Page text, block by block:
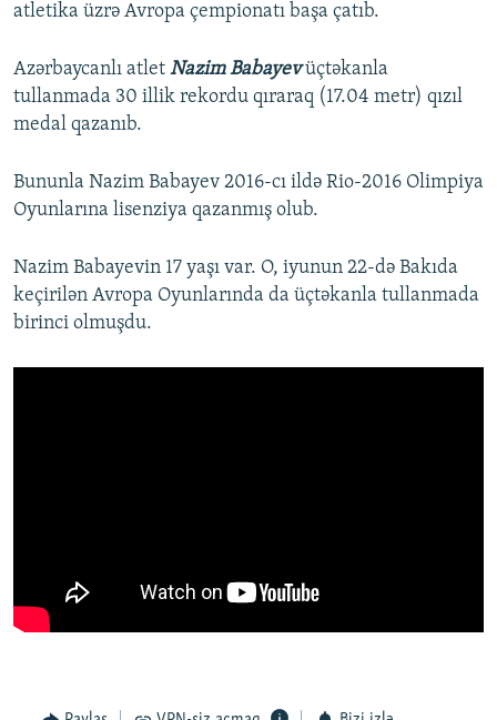
atletika üzrə Avropa çempionatı başa çatıb.
Azərbaycanlı atlet Nazim Babayevüçtəkanla
tullanmada 30 illik rekordu qıraraq (17.04 metr) qızıl
medal qazanıb.
Bununla Nazim Babayev 2016-cı ildə Rio-2016 Olimpiya
Oyunlarına lisenziya qazanmış olub.
Nazim Babayevin 17 yaşı var. O, iyunun 22-də Bakıda
keçirilən Avropa Oyunlarında da üçtəkanla tullanmada
birinci olmuşdu.